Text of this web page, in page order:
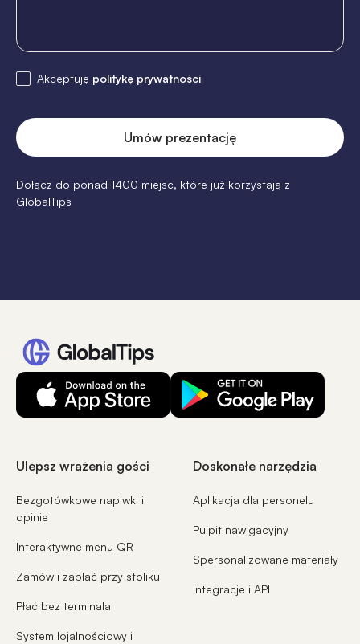
Akceptuję politykę prywatności
Dołącz do ponad 1400 miejsc, które już korzystają z
GlobalTips
Ulepsz wrażenia gości
Bezgotówkowe napiwki i
opinie
Interaktywne menu QR
Zamów i zapłać przy stoliku
Płać bez terminala
System lojalnościowy i
Doskonałe narzędzia
Aplikacja dla personelu
Pulpit nawigacyjny
Spersonalizowane materiały
Integracje i API